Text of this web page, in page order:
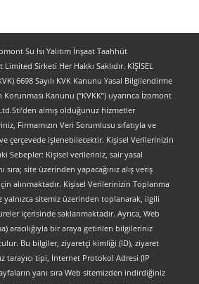
Su Isı Yalıtım İnşaat Taahhüt
Sirketi Her Hakkı Saklıdır. KİŞİSEL
6698 Sayılı KVK Kanunu Yasal Bilgilendirme
Korunması Kanunu (“KVKK”) uyarınca İzomont
almış olduğunuz hizmetler
Firmamızın Veri Sorumlusu sıfatıyla ve
ve çerçevede işlenebilecektir. Kişisel Verilerinizin
Sebepler: Kişisel verileriniz, sair yasal
site üzerinden yapacağınız alış veriş
alınmaktadır. Kişisel Verilerinizin Toplanma
yalnızca sitemiz üzerinden toplanarak, ilgili
içerisinde saklanmaktadır. Ayrıca, Web
aracılığıyla bir araya getirilen bilgileriniz
Bu bilgiler, ziyaretçi kimliği (ID), ziyaret
tarayıcı tipi, İnternet Protokol Adresi (IP
yanı sıra Web sitemizden indirdiğiniz